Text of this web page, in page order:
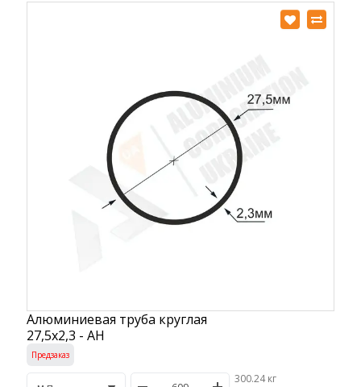
Алюминиевая труба круглая
27,5х2,3 - АН
Предзаказ
300.24 кг